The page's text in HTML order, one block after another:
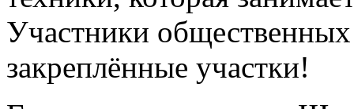
Участники
закреплённые участки!